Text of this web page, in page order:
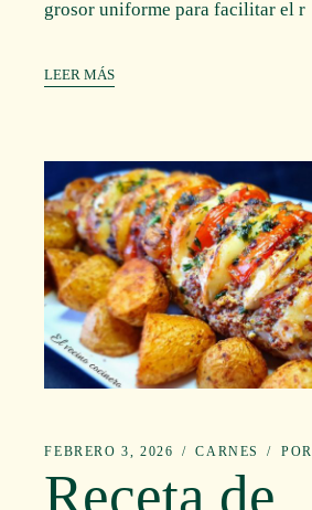
grosor uniforme para facilitar el r
LEER MÁS
FEBRERO 3, 2026 CARNES POR
Receta de